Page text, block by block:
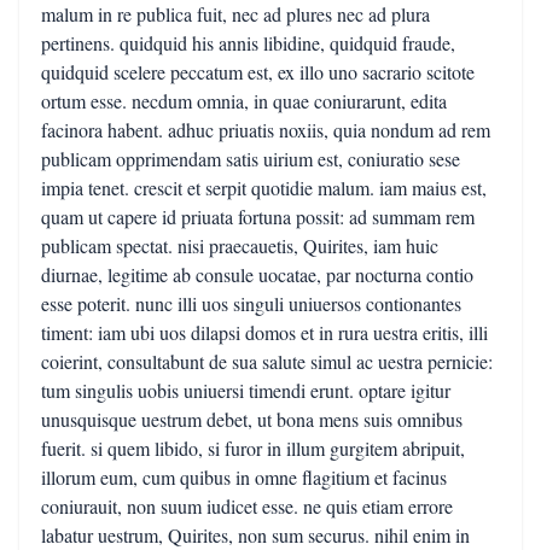
malum in re publica fuit, nec ad plures nec ad plura
pertinens. quidquid his annis libidine, quidquid fraude,
quidquid scelere peccatum est, ex illo uno sacrario scitote
ortum esse. necdum omnia, in quae coniurarunt, edita
facinora habent. adhuc priuatis noxiis, quia nondum ad rem
publicam opprimendam satis uirium est, coniuratio sese
impia tenet. crescit et serpit quotidie malum. iam maius est,
quam ut capere id priuata fortuna possit: ad summam rem
publicam spectat. nisi praecauetis, Quirites, iam huic
diurnae, legitime ab consule uocatae, par nocturna contio
esse poterit. nunc illi uos singuli uniuersos contionantes
timent: iam ubi uos dilapsi domos et in rura uestra eritis, illi
coierint, consultabunt de sua salute simul ac uestra pernicie:
tum singulis uobis uniuersi timendi erunt. optare igitur
unusquisque uestrum debet, ut bona mens suis omnibus
fuerit. si quem libido, si furor in illum gurgitem abripuit,
illorum eum, cum quibus in omne flagitium et facinus
coniurauit, non suum iudicet esse. ne quis etiam errore
labatur uestrum, Quirites, non sum securus. nihil enim in